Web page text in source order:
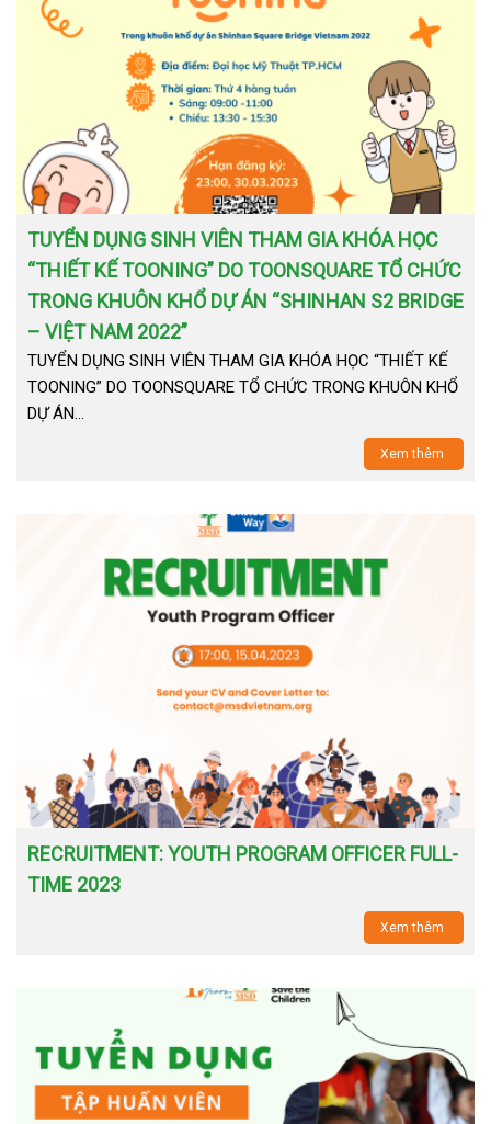
TUYỂN DỤNG SINH VIÊN THAM GIA KHÓA HỌC
“THIẾT KẾ TOONING” DO TOONSQUARE TỔ CHỨC
TRONG KHUÔN KHỔ DỰ ÁN “SHINHAN S2 BRIDGE
– VIỆT NAM 2022”
TUYỂN DỤNG SINH VIÊN THAM GIA KHÓA HỌC “THIẾT KẾ
TOONING” DO TOONSQUARE TỔ CHỨC TRONG KHUÔN KHỔ
DỰ ÁN…
Xem thêm
RECRUITMENT: YOUTH PROGRAM OFFICER FULL-
TIME 2023
Xem thêm